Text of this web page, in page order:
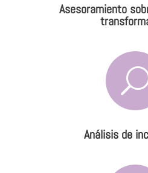
Asesoramiento
Análisis de